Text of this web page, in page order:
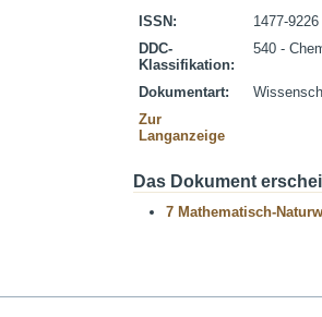
ISSN:
1477-9226
DDC-
Klassifikation:
540 -
Dokumentart:
Zur
Langanzeige
Das Dokument
7 Mathematisch-